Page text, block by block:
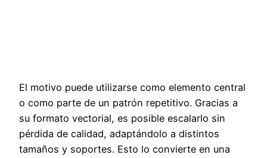
El motivo puede utilizarse como elemento central
o como parte de un patrón repetitivo. Gracias a
su formato vectorial, es posible escalarlo sin
pérdida de calidad, adaptándolo a distintos
tamaños y soportes. Esto lo convierte en una